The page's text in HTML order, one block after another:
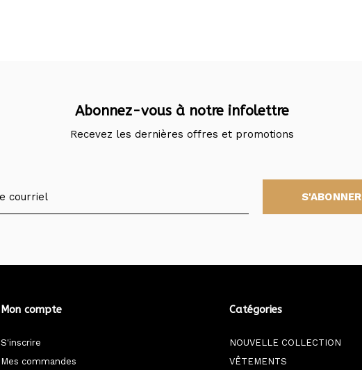
Abonnez-vous à notre infolettre
Recevez les dernières offres et promotions
S'ABONNER
Mon compte
S'inscrire
Mes commandes
Catégories
NOUVELLE COLLECTION
VÊTEMENTS